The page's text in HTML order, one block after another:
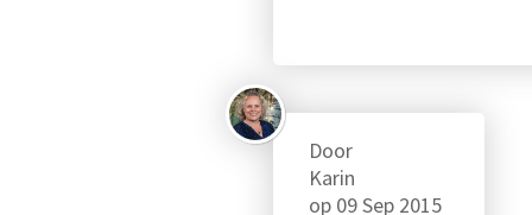
Door
Karin
op 09 Sep 2015